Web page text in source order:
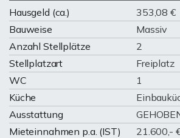
Hausgeld (ca.)
353,08 €
Bauweise
Massiv
Anzahl Stellplätze
2
Stellplatzart
Freiplatz
WC
1
Küche
Ausstattung
Mieteinnahmen p.a. (IST)
21.600,-